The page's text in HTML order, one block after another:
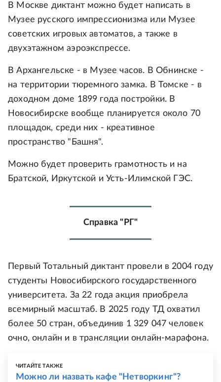
В Москве диктант можно будет написать в
Музее русского импрессионизма или Музее
советских игровых автоматов, а также в
двухэтажном аэроэкспрессе.
В Архангельске - в Музее часов. В Обнинске -
на территории тюремного замка. В Томске - в
доходном доме 1899 года постройки. В
Новосибирске вообще планируется около 70
площадок, среди них - креативное
пространство "Башня".
Можно будет проверить грамотность и на
Братской, Иркутской и Усть-Илимской ГЭС.
Справка "РГ"
Первый Тотальный диктант провели в 2004 году
студенты Новосибирского государственного
университета. За 22 года акция приобрела
всемирный масштаб. В 2025 году ТД охватил
более 50 стран, объединив 1 329 047 человек
очно, онлайн и в трансляции онлайн-марафона.
ЧИТАЙТЕ ТАКЖЕ
Можно ли назвать кафе "Нетворкинг"?